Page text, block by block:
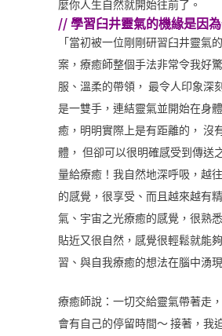
麼你人生自然就開始往前了。
//學習臼井靈氣的機緣是因
「當初被一位剛剛研習臼井靈氣
案，療癒師整個手法非常令我好
服、溫柔的帶領， 最令人印象深
是一雙手，連結靈氣並開始在身
癒，明明實際上是有距離的， 沒
體， 但卻可以很明確感受到傳送
量給療癒！我自然地深呼吸，越
的感覺，很享受、而且越來越有
氣、宇宙之光療癒的感覺，很熟
貼近又很自然，感覺很輕鬆就能
習、與自我療癒的想法在腦中湧
療癒師說：一切交給靈氣帶著走
會有自己的停留時間～ 接著，我